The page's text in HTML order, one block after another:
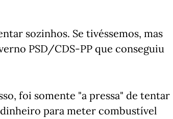
sozinhos. Se tivéssemos, mas
PSD/CDS-PP que conseguiu
foi somente "a pressa" de tentar
para meter combustível